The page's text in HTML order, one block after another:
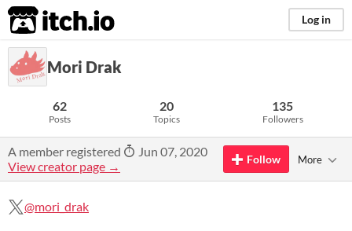
itch.io Log in
Mori Drak
62
Posts
20
Topics
135
Followers
A member registered
Jun 07, 2020
View creator page →
Follow More
@mori_drak